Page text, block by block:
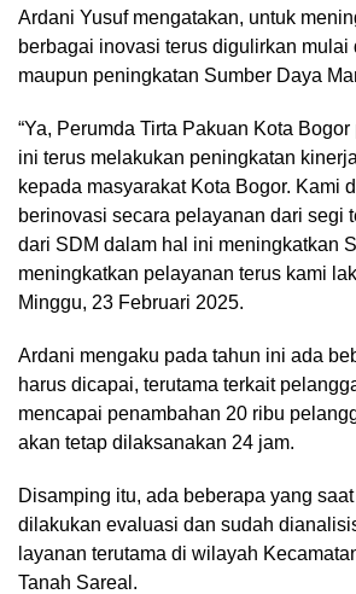
Ardani Yusuf mengatakan, untuk
berbagai inovasi terus digulirkan mulai
maupun peningkatan Sumber Daya
“Ya, Perumda Tirta Pakuan Kota
ini terus melakukan peningkatan
kepada masyarakat Kota Bogor. Kami
berinovasi secara pelayanan dari segi
dari SDM dalam hal ini meningkatkan
meningkatkan pelayanan terus kami
Minggu, 23 Februari 2025.
Ardani mengaku pada tahun ini ada
harus dicapai, terutama terkait
mencapai penambahan 20 ribu
akan tetap dilaksanakan 24 jam.
Disamping itu, ada beberapa yang
dilakukan evaluasi dan sudah
layanan terutama di wilayah
Tanah Sareal.